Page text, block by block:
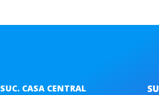
SUC. CASA CENTRAL